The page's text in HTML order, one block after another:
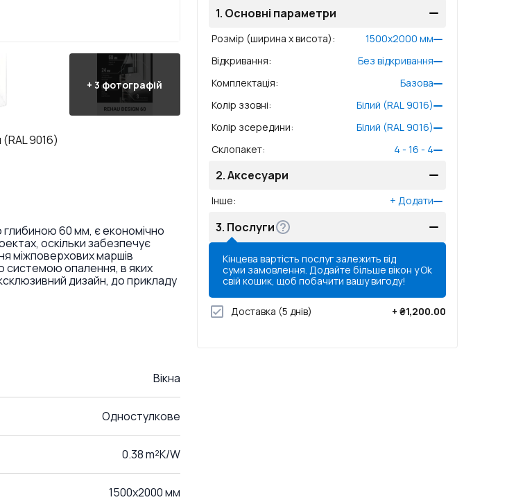
+3 фотографій
(RAL 9016)
60 мм, є економічно
оскільки забезпечує
міжповерхових маршів
системою опалення, в яких
дизайн, до прикладу
Вікна
Одностулкове
0.38 m²K/W
1500x2000 мм
1. Основні параметри
Розмір (ширина x висота): 1500x2000 мм
Відкривання:
Без відкривання
Комплектація:
Базова
Колір ззовні:
Білий (RAL 9016)
Колір зсередини:
Білий (RAL 9016)
Склопакет: 4 - 16 - 4
2.Аксесуари
Інше: + Додати
3. Послуги
Кінцева вартість послуг залежить від
суми замовлення. Додайте більше вікон у
свій кошик, щоб побачити вашу вигоду!
Ok
Доставка (5 днів) + ₴1,200.00